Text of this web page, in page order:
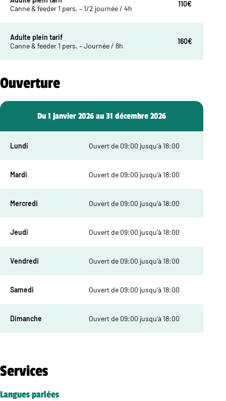
Canne & feeder 1 pers. – 1/2 journée / 4h
110€
Adulte plein tarif
Canne & feeder 1 pers. – Journée / 8h
160€
Ouverture
Du 1 janvier 2026 au 31 décembre 2026
Lundi Ouvert de 09:00 jusqu’à 18:00
Mardi Ouvert de 09:00 jusqu’à 18:00
Mercredi Ouvert de 09:00 jusqu’à 18:00
Jeudi Ouvert de 09:00 jusqu’à 18:00
Vendredi Ouvert de 09:00 jusqu’à 18:00
Samedi Ouvert de 09:00 jusqu’à 18:00
Dimanche Ouvert de 09:00 jusqu’à 18:00
Services
Langues parlées